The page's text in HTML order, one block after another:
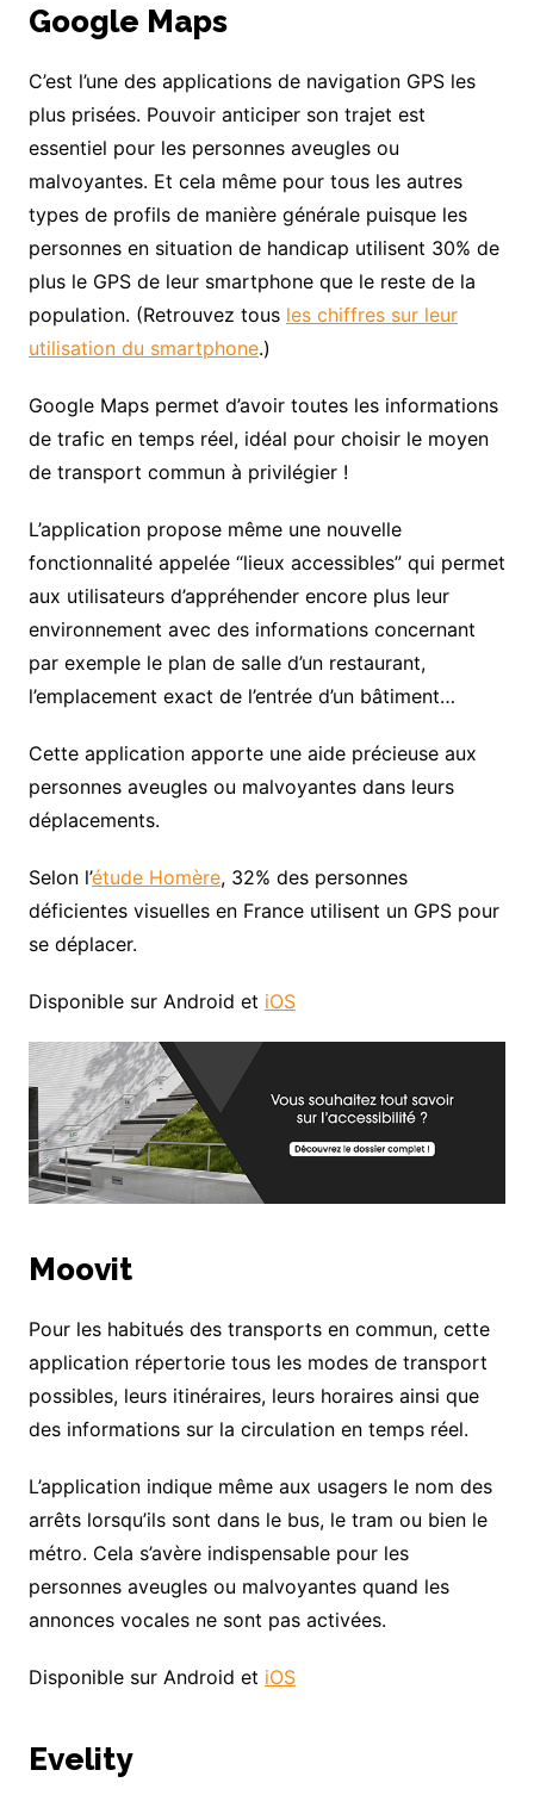
Google Maps
C’est l’une des applications de navigation GPS les
plus prisées. Pouvoir anticiper son trajet est
essentiel pour les personnes aveugles ou
malvoyantes. Et cela même pour tous les autres
types de profils de manière générale puisque les
personnes en situation de handicap utilisent 30% de
plus le GPS de leur smartphone que le reste de la
population. (Retrouvez tous les chiffres sur leur
utilisation du smartphone.)
Google Maps permet d’avoir toutes les informations
de trafic en temps réel, idéal pour choisir le moyen
de transport commun à privilégier !
L’application propose même une nouvelle
fonctionnalité appelée “lieux accessibles” qui permet
aux utilisateurs d’appréhender encore plus leur
environnement avec des informations concernant
par exemple le plan de salle d’un restaurant,
l’emplacement exact de l’entrée d’un bâtiment…
Cette application apporte une aide précieuse aux
personnes aveugles ou malvoyantes dans leurs
déplacements.
Selon l’étude Homère, 32% des personnes
déficientes visuelles en France utilisent un GPS pour
se déplacer.
Disponible sur Android et iOS
Moovit
Pour les habitués des transports en commun, cette
application répertorie tous les modes de transport
possibles, leurs itinéraires, leurs horaires ainsi que
des informations sur la circulation en temps réel.
L’application indique même aux usagers le nom des
arrêts lorsqu’ils sont dans le bus, le tram ou bien le
métro. Cela s’avère indispensable pour les
personnes aveugles ou malvoyantes quand les
annonces vocales ne sont pas activées.
Disponible sur Android et iOS
Evelity